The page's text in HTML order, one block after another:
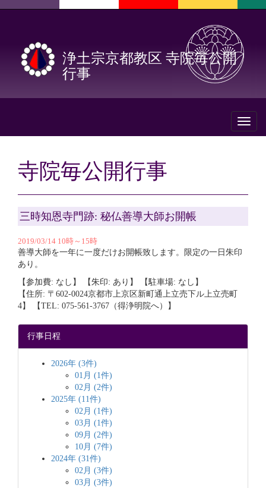
浄土宗京都教区 寺院毎公開
行事
Toggle
寺院毎公開行事
三時知恩寺門跡: 秘仏善導大師お開帳
2019/03/14 10時～15時
善導大師を一年に一度だけお開帳致します。限定の一日朱印
あり。
【参加費: なし】 【朱印: あり】 【駐車場: なし】
【住所: 〒602-0024京都市上京区新町通上立売下ル上立売町
4】 【TEL: 075-561-3767（得浄明院へ）】
行事日程
2026年 (3件)
01月 (1件)
02月 (2件)
2025年 (11件)
02月 (1件)
03月 (1件)
09月 (2件)
10月 (7件)
2024年 (31件)
02月 (3件)
03月 (3件)